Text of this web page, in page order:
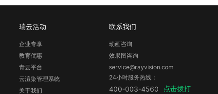
瑞云活动
企业专享
教育优惠
青云平台
云渲染管理系统
关于我们
联系我们
动画咨询
效果图咨询
service@rayvision.com
24小时服务热线：
400-003-4560 点击拨打